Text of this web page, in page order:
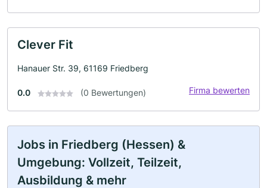
Clever Fit
Hanauer Str. 39, 61169 Friedberg
0.0 (0 Bewertungen) Firma bewerten
Jobs in Friedberg (Hessen) &
Umgebung: Vollzeit, Teilzeit,
Ausbildung & mehr